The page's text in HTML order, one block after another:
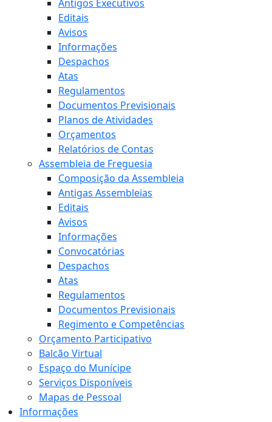
Antigos Executivos
Editais
Avisos
Informações
Despachos
Atas
Regulamentos
Documentos Previsionais
Planos de Atividades
Orçamentos
Relatórios de Contas
Assembleia de Freguesia
Composição da Assembleia
Antigas Assembleias
Editais
Avisos
Informações
Convocatórias
Despachos
Atas
Regulamentos
Documentos Previsionais
Regimento e Competências
Orçamento Participativo
Balcão Virtual
Espaço do Munícipe
Serviços Disponíveis
Mapas de Pessoal
Informações